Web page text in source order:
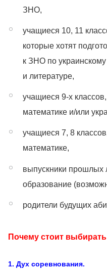
ЗНО,
учащиеся 10, 11
которые хотят
к ЗНО по
и литературе,
учащиеся 9-х
математике и/или
учащиеся 7, 8
математике,
выпускники прошлых
образование
родители будущих
Почему стоит
1. Дух соревнования.